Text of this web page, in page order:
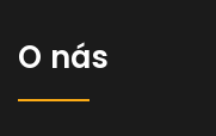
O nás